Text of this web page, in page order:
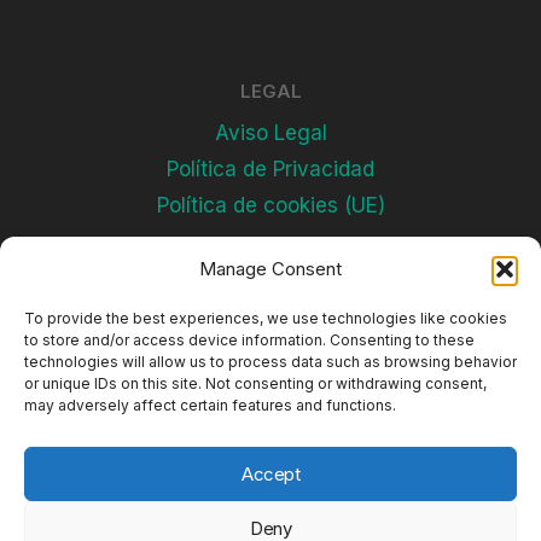
Manage Consent
To provide the best experiences, we use technologies like cookies
to store and/or access device information. Consenting to these
technologies will allow us to process data such as browsing behavior
or unique IDs on this site. Not consenting or withdrawing consent,
may adversely affect certain features and functions.
Accept
Deny
LEGAL
Aviso Legal
Política de Privacidad
Política de cookies (UE)
Subscríbete